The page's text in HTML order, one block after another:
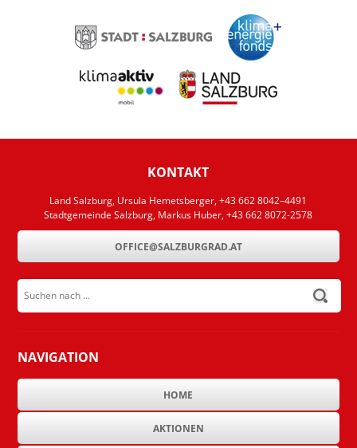
KONTAKT
Land Salzburg, Ursula Hemetsberger, +43 662 8042–4491
Stadtgemeinde Salzburg, Markus Huber, +43 662 8072-2578
OFFICE@SALZBURGRAD.AT
Suchen nach ...
submit
NAVIGATION
HOME
AKTIONEN